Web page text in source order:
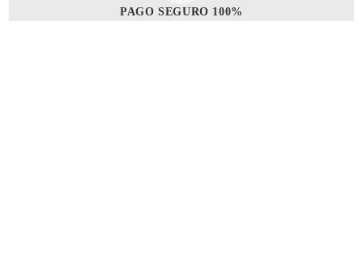
PAGO SEGURO 100%